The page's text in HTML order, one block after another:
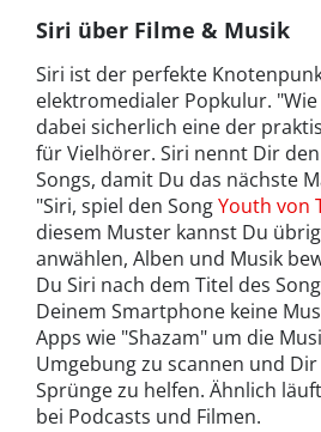
Siri über Filme & Musik
Siri ist der perfekte
elektromedialer Popkulur.
dabei sicherlich eine der
für Vielhörer. Siri nennt Dir
Songs, damit Du das nächste
"Siri, spiel den SongYouth von
diesem Muster kannst Du
anwählen, Alben und Musik
Du Siri nach dem Titel des
Deinem Smartphone keine
Apps wie "Shazam" um die
Umgebung zu scannen und
Sprünge zu helfen. Ähnlich
bei Podcasts und Filmen.